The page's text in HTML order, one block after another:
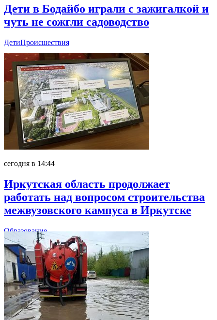
Дети в Бодайбо играли с зажигалкой и
чуть не сожгли садоводство
ДетиПроисшествия
сегодня в 14:44
Иркутская область продолжает
работать над вопросом строительства
межвузовского кампуса в Иркутске
Образование